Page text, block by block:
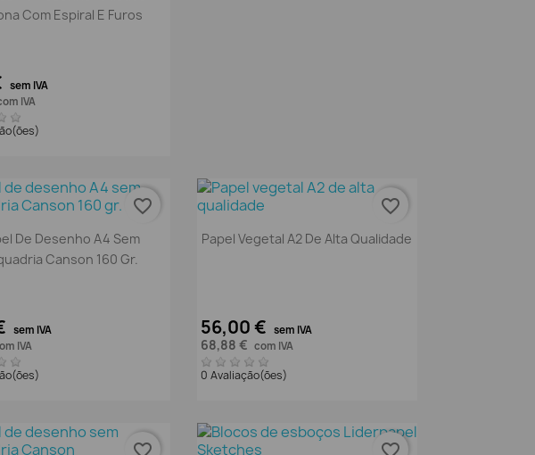
Com Espiral E Furos
sem IVA
IVA
Vista rápida
De Desenho A4 Sem
Canson 160 Gr.
sem IVA
IVA
favorite_border
Vista rápida
Papel Vegetal A2 De Alta Qualidade
56,00 € sem IVA
68,88 € com IVA
0 Avaliação(ões)
favorite_border
favorite_border favorite_border